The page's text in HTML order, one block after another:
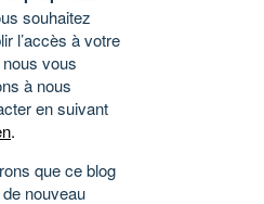
souhaitez
l’accès à votre
vous
à nous
en suivant
.
que ce blog
nouveau